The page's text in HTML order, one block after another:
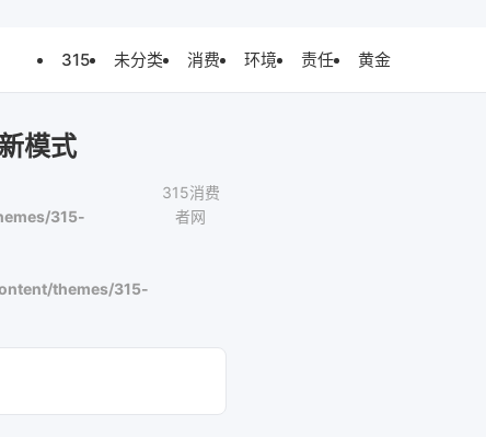
315 未分类 消费 环境 责任 黄金
模式
315-
themes/315-
315消费
者网